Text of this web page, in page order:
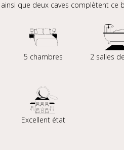
que deux caves complètent ce
5 chambres 2 salles
Excellent état